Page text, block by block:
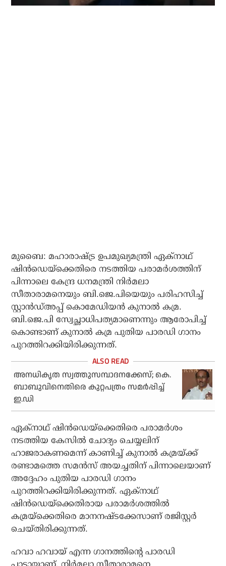
മുബൈ: മഹാരാഷ്ട്ര ഉപമുഖ്യമന്ത്രി ഏക്‌നാഥ്
ഷിന്‍ഡെയ്‌ക്കെതിരെ നടത്തിയ പരാമര്‍ശത്തിന്
പിന്നാലെ കേന്ദ്ര ധനമന്ത്രി നിര്‍മലാ
സീതാരാമനെയും ബി.ജെ.പിയെയും പരിഹസിച്ച്
സ്റ്റാന്‍ഡ്അപ്പ് കൊമേഡിയന്‍ കുനാല്‍ കമ്ര.
ബി.ജെ.പി സ്വേച്ഛാധിപത്യമാണെന്നും ആരോപിച്ച്
കൊണ്ടാണ് കുനാല്‍ കമ്ര പുതിയ പാരഡി ഗാനം
പുറത്തിറക്കിയിരിക്കുന്നത്.
അനധികൃത സ്വത്തുസമ്പാദനക്കേസ്; കെ.
ബാബുവിനെതിരെ കുറ്റപത്രം സമര്‍പ്പിച്ച്
ഇ.ഡി
ഏക്‌നാഥ് ഷിന്‍ഡെയ്‌ക്കെതിരെ പരാമര്‍ശം
നടത്തിയ കേസില്‍ ചോദ്യം ചെയ്യലിന്
ഹാജരാകണമെന്ന് കാണിച്ച് കുനാല്‍ കമ്രയ്ക്ക്
രണ്ടാമത്തെ സമന്‍സ് അയച്ചതിന് പിന്നാലെയാണ്
അദ്ദേഹം പുതിയ പാരഡി ഗാനം
പുറത്തിറക്കിയിരിക്കുന്നത്. ഏക്‌നാഥ്
ഷിന്‍ഡെയ്‌ക്കെതിരായ പരാമര്‍ശത്തില്‍
കമ്രയ്‌ക്കെതിരെ മാനനഷ്ടക്കേസാണ് രജിസ്റ്റര്‍
ചെയ്തിരിക്കുന്നത്.
ഹവാ ഹവായ് എന്ന ഗാനത്തിന്റെ പാരഡി